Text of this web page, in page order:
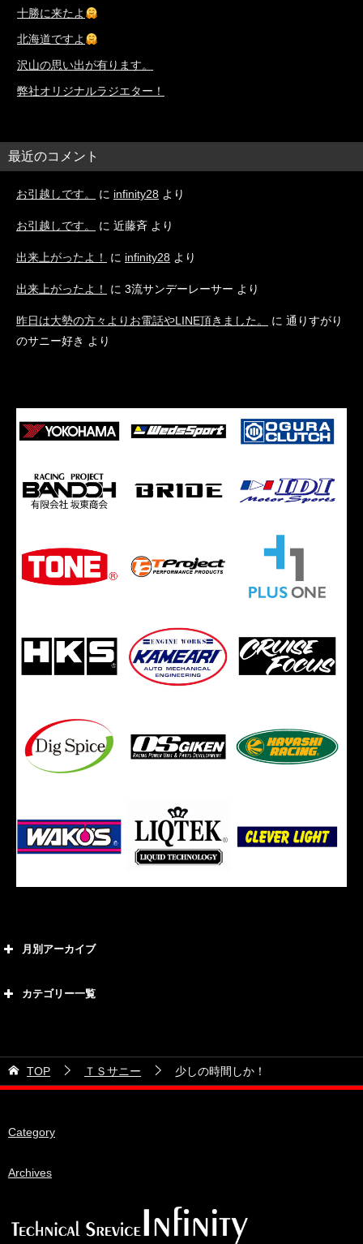
十勝に来たよ
北海道ですよ
沢山の思い出が有ります。
弊社オリジナルラジエター！
最近のコメント
お引越しです。 に infinity28 より
お引越しです。 に 近藤斉 より
出来上がったよ！ に infinity28 より
出来上がったよ！ に 3流サンデーレーサー より
昨日は大勢の方々よりお電話やLINE頂きました。 に 通りすがり
のサニー好き より
月別アーカイブ
2026年5月
2026年4月
2026年2月
2025年11月
カテゴリー一覧
21号車
28号車
TOP ＴＳサニー 少しの時間しか！
Category
Archives